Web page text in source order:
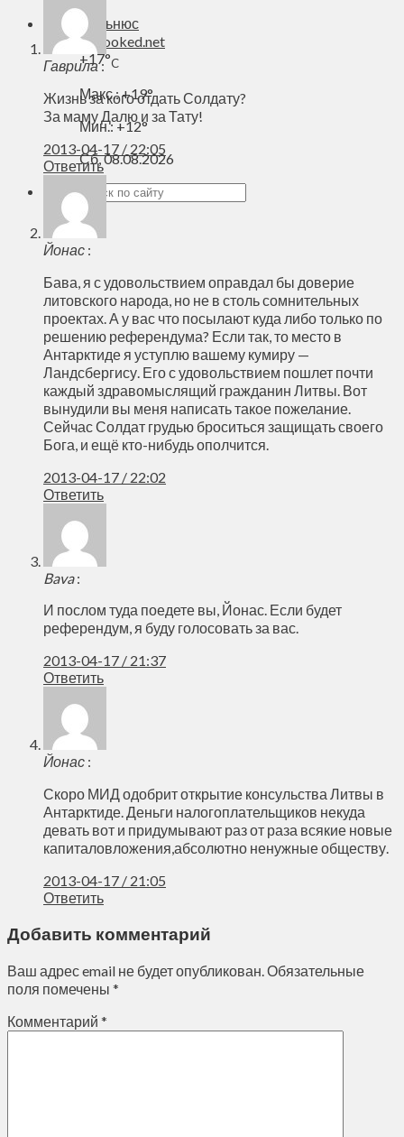
Вильнюс
+17°C
Макс.:+19°
Мин.:+12°
Сб, 08.08.2026
Гаврила :
Жизнь за кого отдать Солдату?
За маму Далю и за Тату!
2013-04-17 / 22:05
Ответить
Йонас :
Бава, я с удовольствием оправдал бы доверие
литовского народа, но не в столь сомнительных
проектах. А у вас что посылают куда либо только по
решению референдума? Если так, то место в
Антарктиде я уступлю вашему кумиру —
Ландсбергису. Его с удовольствием пошлет почти
каждый здравомыслящий гражданин Литвы. Вот
вынудили вы меня написать такое пожелание.
Сейчас Солдат грудью броситься защищать своего
Бога, и ещё кто-нибудь ополчится.
2013-04-17 / 22:02
Ответить
Bava :
И послом туда поедете вы, Йонас. Если будет
референдум, я буду голосовать за вас.
2013-04-17 / 21:37
Ответить
Йонас :
Скоро МИД одобрит открытие консульства Литвы в
Антарктиде. Деньги налогоплательщиков некуда
девать вот и придумывают раз от раза всякие новые
капиталовложения,абсолютно ненужные обществу.
2013-04-17 / 21:05
Ответить
Добавить комментарий
Ваш адрес email не будет опубликован. Обязательные
поля помечены *
Комментарий *